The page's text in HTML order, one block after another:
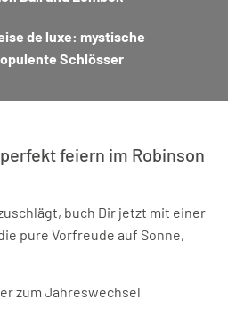
de luxe: mystische
Schlösser
feiern im Robinson
buch Dir jetzt mit einer
pure Vorfreude auf Sonne,
zum Jahreswechsel